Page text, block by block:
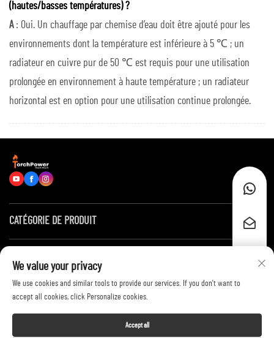
(hautes/basses températures) ?
A : Oui. Un chauffage par chemise d’eau doit être ajouté pour les
environnements dont la température est inférieure à 5 ℃ ; un
radiateur en cuivre pur de 50 ℃ est requis pour une utilisation
prolongée en environnement à haute température ; un radiateur
horizontal est en option pour une utilisation continue prolongée.
CATÉGORIE DE PRODUIT
Contactez-nous
We value your privacy
We use cookies and similar tools to provide our services. If you don't want to
accept all cookies, click Personalize cookies.
Accept all